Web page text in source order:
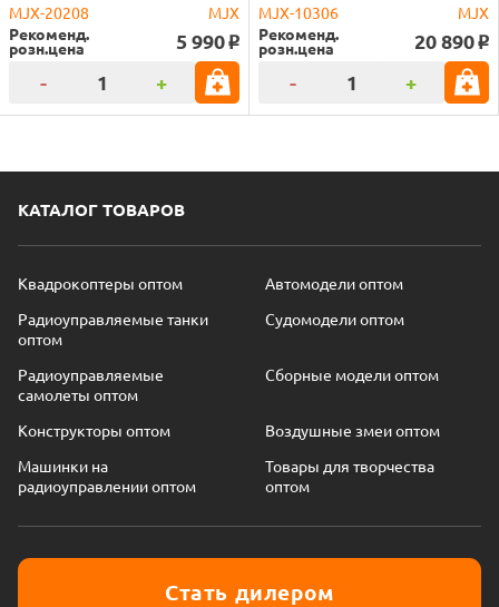
MJX-20208
MJX
Рекоменд.
розн.цена 5 990 o
- +
MJX-10306
MJX
Рекоменд.
розн.цена 20 890 o
- +
КАТАЛОГ ТОВАРОВ
Квадрокоптеры оптом
Автомодели оптом
Радиоуправляемые танки
оптом
Судомодели оптом
Радиоуправляемые
самолеты оптом
Сборные модели оптом
Конструкторы оптом
Воздушные змеи оптом
Машинки на
радиоуправлении оптом
Товары для творчества
оптом
Стать дилером